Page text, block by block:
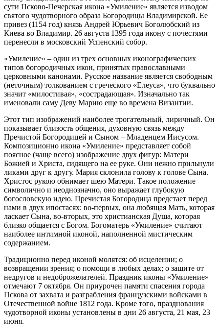
сути Псково-Печерская икона «Умиление» является изводом
святого чудотворного образа Богородицы Владимирской. Ее
привез (1154 год) князь Андрей Юрьевич Боголюбский из
Киева во Владимир. 26 августа 1395 года икону с почестями
перенесли в московский Успенский собор.
«Умиление» – один из трех основных иконографических
типов богородичных икон, принятых православными
церковными канонами. Русское название является свободным
(неточным) толкованием с греческого «Елеуса», что буквально
значит «милостивая», «сострадающая». Изначально так
именовали саму Деву Марию еще во времена Византии.
Этот тип изображений наиболее трогательный, лиричный. Он
показывает близость общения, духовную связь между
Пречистой Богородицей и Сыном – Младенцем Иисусом.
Композиционно икона «Умиление» представляет собой
поясное (чаще всего) изображение двух фигур: Матери
Божией и Христа, сидящего на ее руке. Они нежно прильнули
ликами друг к другу. Мария склонила голову к голове Сына.
Христос рукою обнимает шею Матери. Такое положение
символично и неоднозначно, оно выражает глубокую
богословскую идею. Пречистая Богородица предстает перед
нами в двух ипостасях: во-первых, она любящая Мать, которая
ласкает Сына, во-вторых, это христианская Душа, которая
близко общается с Богом. Богоматерь «Умиление» считают
наиболее интимной иконой, наполненной мистическим
содержанием.
Традиционно перед иконой молятся: об исцелении; о
возвращении зрения; о помощи в любых делах; о защите от
недругов и недоброжелателей. Праздник иконы «Умиление»
отмечают 7 октября. Он приурочен памяти спасения города
Пскова от захвата и разграбления французскими войсками в
Отечественной войне 1812 года. Кроме того, празднования
чудотворной иконы установлены в дни 26 августа, 21 мая, 23
июня.